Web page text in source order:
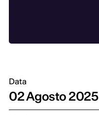
Data
02 Agosto 2025